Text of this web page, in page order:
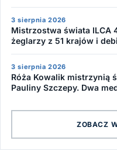
3 sierpnia 2026
Mistrzostwa świata ILCA
żeglarzy z 51 krajów i
3 sierpnia 2026
Róża Kowalik mistrzynią
Pauliny Szczepy. Dwa
ZOBACZ